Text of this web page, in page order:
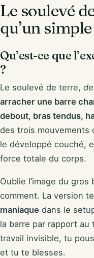
Le soulevé
qu’un
Qu’est-ce que
?
Le soulevé de terre,
arracher une barre
debout, bras tendus,
des trois mouvements
le développé couché,
force totale du corps.
Oublie l’image du gros
comment. La version
maniaque dans le
la barre par rapport au
travail invisible, tu
et tu te blesses.